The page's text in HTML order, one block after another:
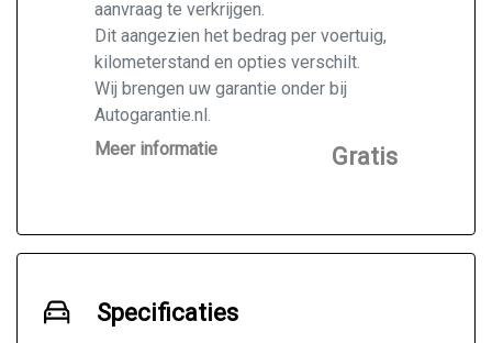
aanvraag te verkrijgen.
Dit aangezien het bedrag per voertuig,
kilometerstand en opties verschilt.
Wij brengen uw garantie onder bij
Autogarantie.nl.
Vraag ons naar de mogelijkheden voor
Meer informatie Gratis
Specificaties